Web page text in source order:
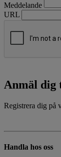
Meddelande
URL
Anmäl dig
Registrera dig på
Handla hos oss